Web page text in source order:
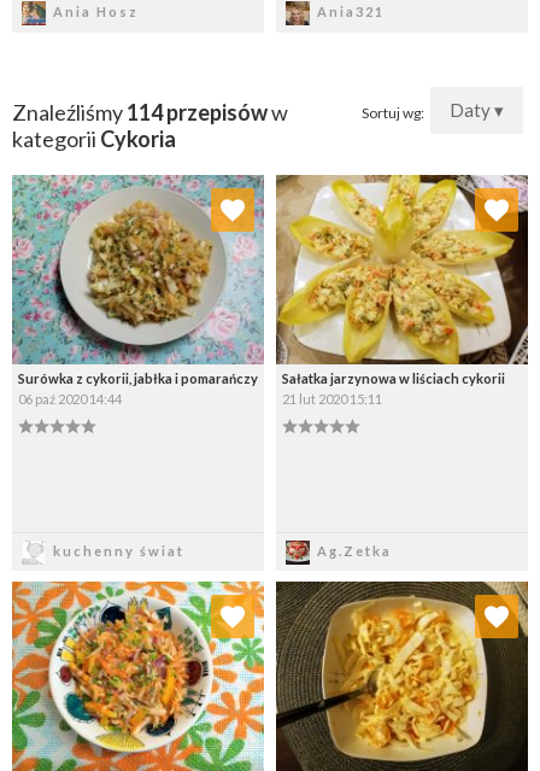
Ania Hosz Ania321
Sortuj wg: Daty ▾
Znaleźliśmy114 przepisóww
kategorii Cykoria
Surówka z cykorii, jabłka i pomarańczy
06 paź 2020 14:44
kuchenny świat
Dodaj do ulubionych
Wybierz listę:
Sałatka jarzynowa w liściach cykorii
21 lut 2020 15:11
Ag.Zetka
Dodaj do ulubionych
Wybierz listę:
Dodaj do ulubionych
Wybierz listę:
Dodaj do ulubionych
Wybierz listę: